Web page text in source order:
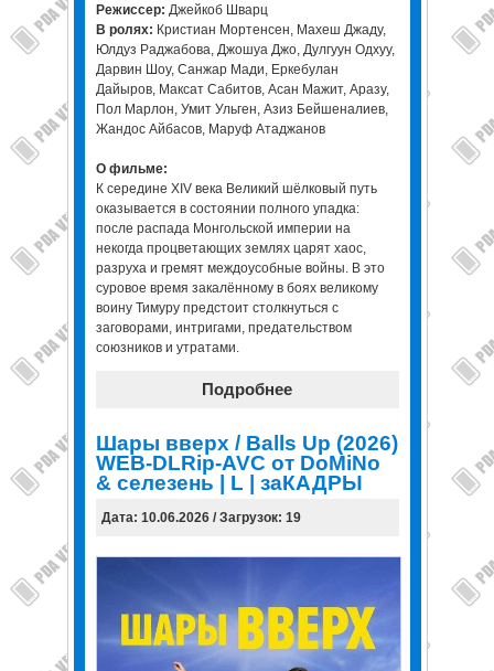
Режиссер: Джейкоб Шварц
В ролях: Кристиан Мортенсен, Махеш Джаду,
Юлдуз Раджабова, Джошуа Джо, Дулгуун Одхуу,
Дарвин Шоу, Санжар Мади, Еркебулан
Дайыров, Максат Сабитов, Асан Мажит, Аразу,
Пол Марлон, Умит Ульген, Азиз Бейшеналиев,
Жандос Айбасов, Маруф Атаджанов
О фильме:
К середине XIV века Великий шёлковый путь
оказывается в состоянии полного упадка:
после распада Монгольской империи на
некогда процветающих землях царят хаос,
разруха и гремят междоусобные войны. В это
суровое время закалённому в боях великому
воину Тимуру предстоит столкнуться с
заговорами, интригами, предательством
союзников и утратами.
Подробнее
Шары вверх / Balls Up (2026)
WEB-DLRip-AVC от DoMiNo
& селезень | L | заКАДРЫ
Дата: 10.06.2026 / Загрузок: 19